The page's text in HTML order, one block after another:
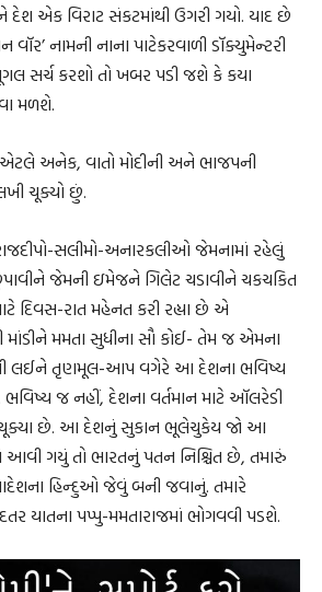
દેશ એક વિરાટ સંકટમાંથી ઉગરી ગયો. યાદ છે
વૉર’ નામની નાના પાટેકરવાળી ડૉક્યુમેન્ટરી
સર્ચ કરશો તો ખબર પડી જશે કે કયા
મળશે.
અનેક, વાતો મોદીની અને ભાજપની
ચૂક્યો છું.
સલીમો-અનારકલીઓ જેમનામાં રહેલું
જેમની ઇમેજને ગિલેટ ચડાવીને ચકચકિત
દિવસ-રાત મહેનત કરી રહ્યા છે એ
મમતા સુધીના સૌ કોઈ- તેમ જ એમના
લઈને તૃણમૂલ-આપ વગેરે આ દેશના ભવિષ્ય
જ નહીં, દેશના વર્તમાન માટે ઑલરેડી
ચૂક્યા છે. આ દેશનું સુકાન ભૂલેચુકેય જો આ
આવી ગયું તો ભારતનું પતન નિશ્ચિત છે, તમારું
હિન્દુઓ જેવું બની જવાનું. તમારે
યાતના પપ્પુ-મમતારાજમાં ભોગવવી પડશે.